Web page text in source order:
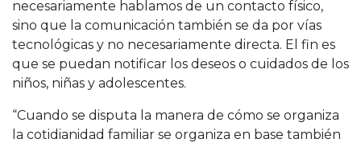
necesariamente hablamos de un contacto físico,
sino que la comunicación también se da por vías
tecnológicas y no necesariamente directa. El fin es
que se puedan notificar los deseos o cuidados de los
niños, niñas y adolescentes.
“Cuando se disputa la manera de cómo se organiza
la cotidianidad familiar se organiza en base también